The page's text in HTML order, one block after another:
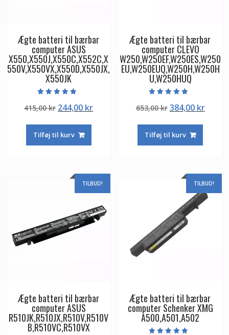
Ægte batteri til bærbar
computer ASUS
X550,X550J,X550C,X552C,X
550V,X550VX,X550D,X550JX,
X550JK
5.00
ud af 5
415,00kr Den
pris
var:
244,00 krDen
Tilføj til kurv
Ægte batteri til bærbar
computer CLEVO
W250,W250EF,W250ES,W250
EU,W250EUQ,W250H,W250H
U,W250HUQ
4.50
ud af 5
653,00kr Den
pris
var:
384,00 krDen
Tilføj til kurv
TILBUD!
Ægte batteri til bærbar
computer ASUS
R510JK,R510JX,R510V,R510V
B,R510VC,R510VX
TILBUD!
Ægte batteri til bærbar
computer Schenker XMG
A500,A501,A502